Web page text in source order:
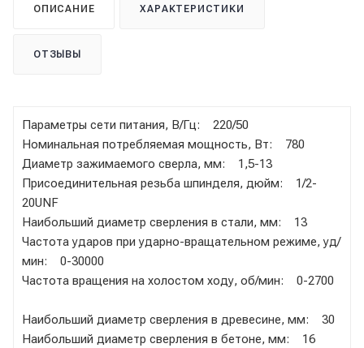
ОПИСАНИЕ ХАРАКТЕРИСТИКИ
ОТЗЫВЫ
Параметры сети питания, В/Гц: 220/50
Номинальная потребляемая мощность, Вт: 780
Диаметр зажимаемого сверла, мм: 1,5-13
Присоединительная резьба шпинделя, дюйм: 1/2-
20UNF
Наибольший диаметр сверления в стали, мм: 13
Частота ударов при ударно-вращательном режиме, уд/
мин: 0-30000
Частота вращения на холостом ходу, об/мин: 0-2700
Наибольший диаметр сверления в древесине, мм: 30
Наибольший диаметр сверления в бетоне, мм: 16